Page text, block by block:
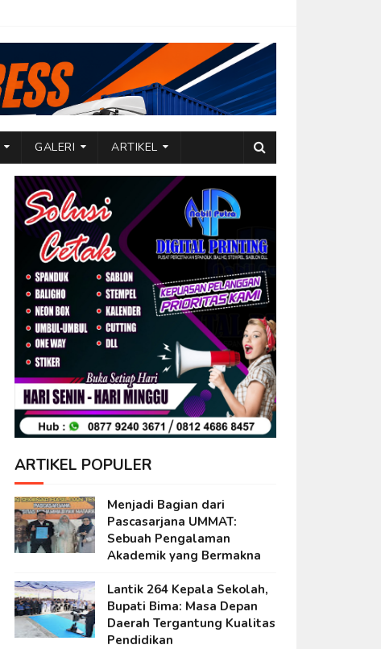
GALERI ARTIKEL
ARTIKEL POPULER
Menjadi Bagian dari
Pascasarjana UMMAT:
Sebuah Pengalaman
Akademik yang Bermakna
Lantik 264 Kepala Sekolah,
Bupati Bima: Masa Depan
Daerah Tergantung Kualitas
Pendidikan